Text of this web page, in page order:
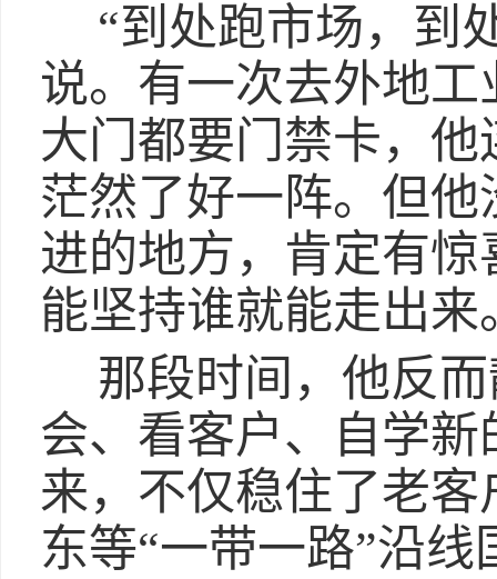
“到处跑市场，到
说。有一次去外地
大门都要门禁卡，
茫然了好一阵。但
进的地方，肯定有
能坚持谁就能走出来
那段时间，他反
会、看客户、自学
来，不仅稳住了老
东等“一带一路”沿